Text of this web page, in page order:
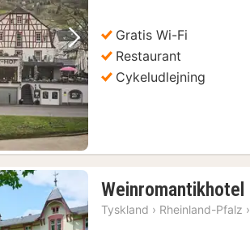
Næste billede
Gratis Wi-Fi
Restaurant
Cykeludlejning
Tyskland › Rheinland-Pfalz ›